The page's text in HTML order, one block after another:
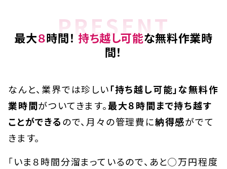
最大８時間！ 持ち越し可能な無料作業時
間！
PRESENT
なんと、業界では珍しい「持ち越し可能」な無料作
業時間がついてきます。最大８時間まで持ち越す
ことができるので、月々の管理費に納得感がでて
きます。
「いま８時間分溜まっているので、あと◯万円程度